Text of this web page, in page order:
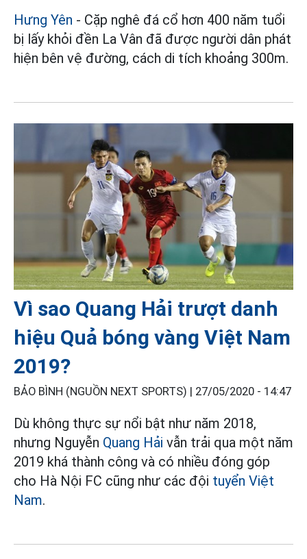
Hưng Yên - Cặp nghê đá cổ hơn 400 năm tuổi
bị lấy khỏi đền La Vân đã được người dân phát
hiện bên vệ đường, cách di tích khoảng 300m.
Vì sao Quang Hải trượt danh
hiệu Quả bóng vàng Việt Nam
2019?
BẢO BÌNH (NGUỒN NEXT SPORTS) | 27/05/2020 - 14:47
Dù không thực sự nổi bật như năm 2018,
nhưng Nguyễn Quang Hải vẫn trải qua một năm
2019 khá thành công và có nhiều đóng góp
cho Hà Nội FC cũng như các đội tuyển Việt
Nam.